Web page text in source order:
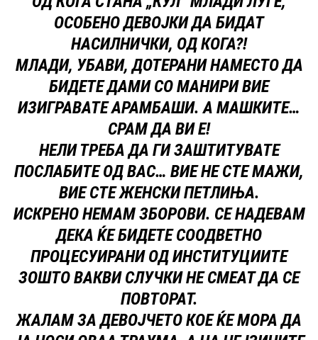
ОСОБЕНО ДЕВОЈКИ ДА БИДАТ
НАСИЛНИЧКИ, ОД КОГА?!
МЛАДИ, УБАВИ, ДОТЕРАНИ НАМЕСТО ДА
БИДЕТЕ ДАМИ СО МАНИРИ ВИЕ
ИЗИГРАВАТЕ АРАМБАШИ. А МАШКИТЕ…
СРАМ ДА ВИ Е!
НЕЛИ ТРЕБА ДА ГИ ЗАШТИТУВАТЕ
ПОСЛАБИТЕ ОД ВАС… ВИЕ НЕ СТЕ МАЖИ,
ВИЕ СТЕ ЖЕНСКИ ПЕТЛИЊА.
ИСКРЕНО НЕМАМ ЗБОРОВИ. СЕ НАДЕВАМ
ДЕКА ЌЕ БИДЕТЕ СООДВЕТНО
ПРОЦЕСУИРАНИ ОД ИНСТИТУЦИИТЕ
ЗОШТО ВАКВИ СЛУЧКИ НЕ СМЕАТ ДА СЕ
ПОВТОРАТ.
ЖАЛАМ ЗА ДЕВОЈЧЕТО КОЕ ЌЕ МОРА ДА